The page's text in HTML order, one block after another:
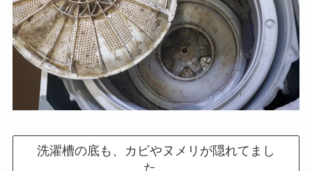
洗濯槽の底も、カビやヌメリが隠れてまし
た。